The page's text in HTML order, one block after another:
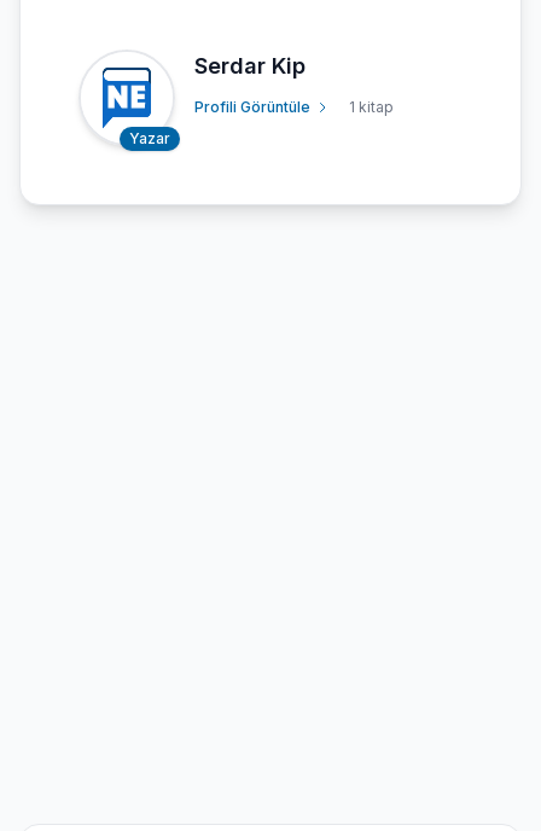
Yazar
Serdar Kip
Profili Görüntüle 1 kitap